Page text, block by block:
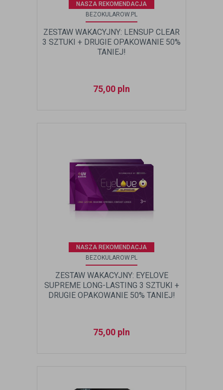
NASZA REKOMENDACJA
BEZOKULAROW.PL
ZESTAW WAKACYJNY: LENSUP CLEAR
3 SZTUKI + DRUGIE OPAKOWANIE 50%
TANIEJ!
75,00 pln
NASZA REKOMENDACJA
BEZOKULAROW.PL
ZESTAW WAKACYJNY: EYELOVE
SUPREME LONG-LASTING 3 SZTUKI +
DRUGIE OPAKOWANIE 50% TANIEJ!
75,00 pln